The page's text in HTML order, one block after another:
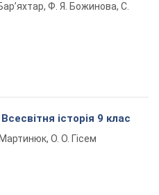
Ф. Я. Божинова, С.
історія 9 клас
О. О. Гісем